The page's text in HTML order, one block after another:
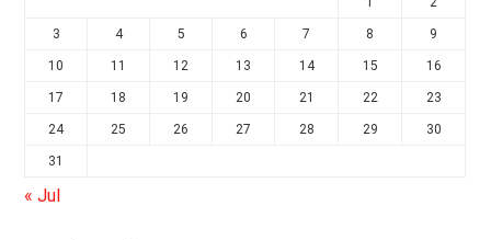
3 4 5 6 7 8 9
10 11 12 13 14 15 16
17 18 19 20 21 22 23
24 25 26 27 28 29 30
31
« Jul